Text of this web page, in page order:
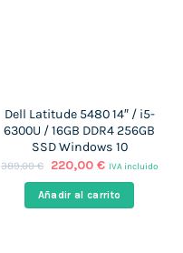
Dell Latitude 5480 14″ / i5-
6300U / 16GB DDR4 256GB
SSD Windows 10
389,00€
El
original
era:
220,00 €El
actual
es:
IVA incluido
Añadir al carrito